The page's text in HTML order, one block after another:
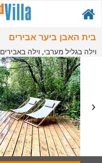
בית האבן ביער אבירים
וילה בגליל מערבי, וילה באבירים